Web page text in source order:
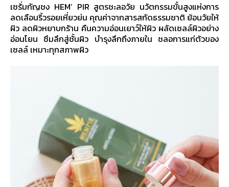
เซรั่มกัญชง HEM’ PIR สูตรชะลอวัย นวัตกรรมขั้นสูงแห่งการ
ลดเลือนริ้วรอยเหี่ยวย่น คุณค่าจากสารสกัดธรรมชาติ ย้อนวัยให้
ผิว ลดผิวหยาบกร้าน คืนความอ่อนเยาว์ให้ผิว ผลัดเซลล์ผิวอย่าง
อ่อนโยน ซึมลึกสู่ชั้นผิว บำรุงลึกถึงภายใน ชลอการแก่ตัวของ
เซลล์ เหมาะทุกสภาพผิว